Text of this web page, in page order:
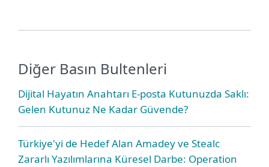
Diğer Basın Bultenleri
Dijital Hayatın Anahtarı E-posta Kutunuzda Saklı:
Gelen Kutunuz Ne Kadar Güvende?
Türkiye'yi de Hedef Alan Amadey ve Stealc
Zararlı Yazılımlarına Küresel Darbe: Operation